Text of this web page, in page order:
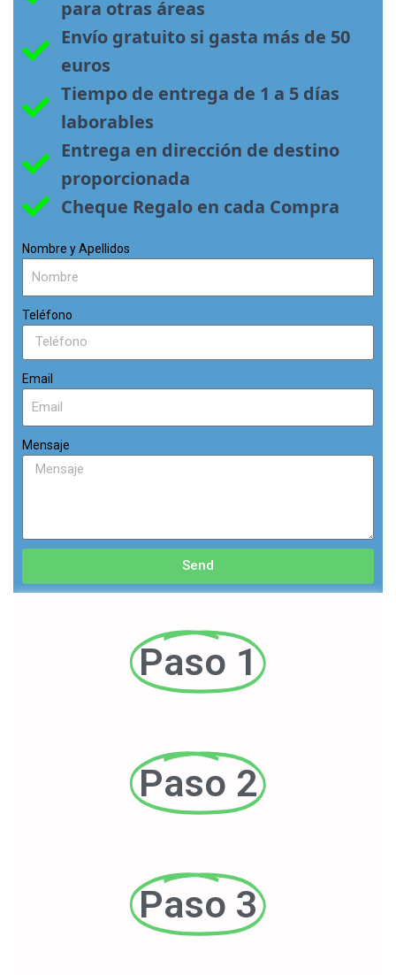
para otras áreas
Envío gratuito si gasta más de 50
euros
Tiempo de entrega de 1 a 5 días
laborables
Entrega en dirección de destino
proporcionada
Cheque Regalo en cada Compra
Nombre y Apellidos
Teléfono
Email
Mensaje
Send
Paso 1
Paso 2
Paso 3